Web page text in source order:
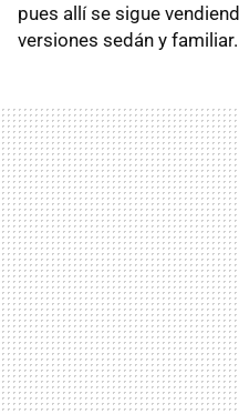
pues allí se sigue
versiones sedán y familiar.